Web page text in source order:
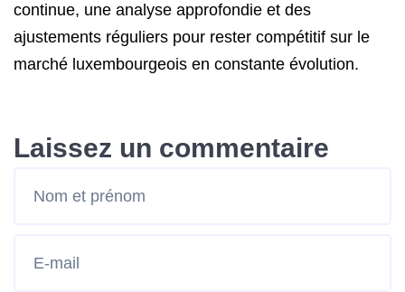
continue, une analyse approfondie et des
ajustements réguliers pour rester compétitif sur le
marché luxembourgeois en constante évolution.
Laissez un commentaire